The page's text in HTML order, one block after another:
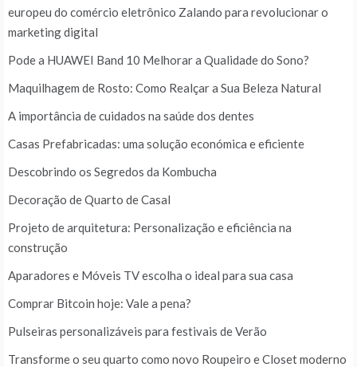
europeu do comércio eletrônico Zalando para revolucionar o
marketing digital
Pode a HUAWEI Band 10 Melhorar a Qualidade do Sono?
Maquilhagem de Rosto: Como Realçar a Sua Beleza Natural
A importância de cuidados na saúde dos dentes
Casas Prefabricadas: uma solução económica e eficiente
Descobrindo os Segredos da Kombucha
Decoração de Quarto de Casal
Projeto de arquitetura: Personalização e eficiência na
construção
Aparadores e Móveis TV escolha o ideal para sua casa
Comprar Bitcoin hoje: Vale a pena?
Pulseiras personalizáveis para festivais de Verão
Transforme o seu quarto como novo Roupeiro e Closet moderno